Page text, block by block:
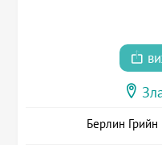
Берлин Грийн